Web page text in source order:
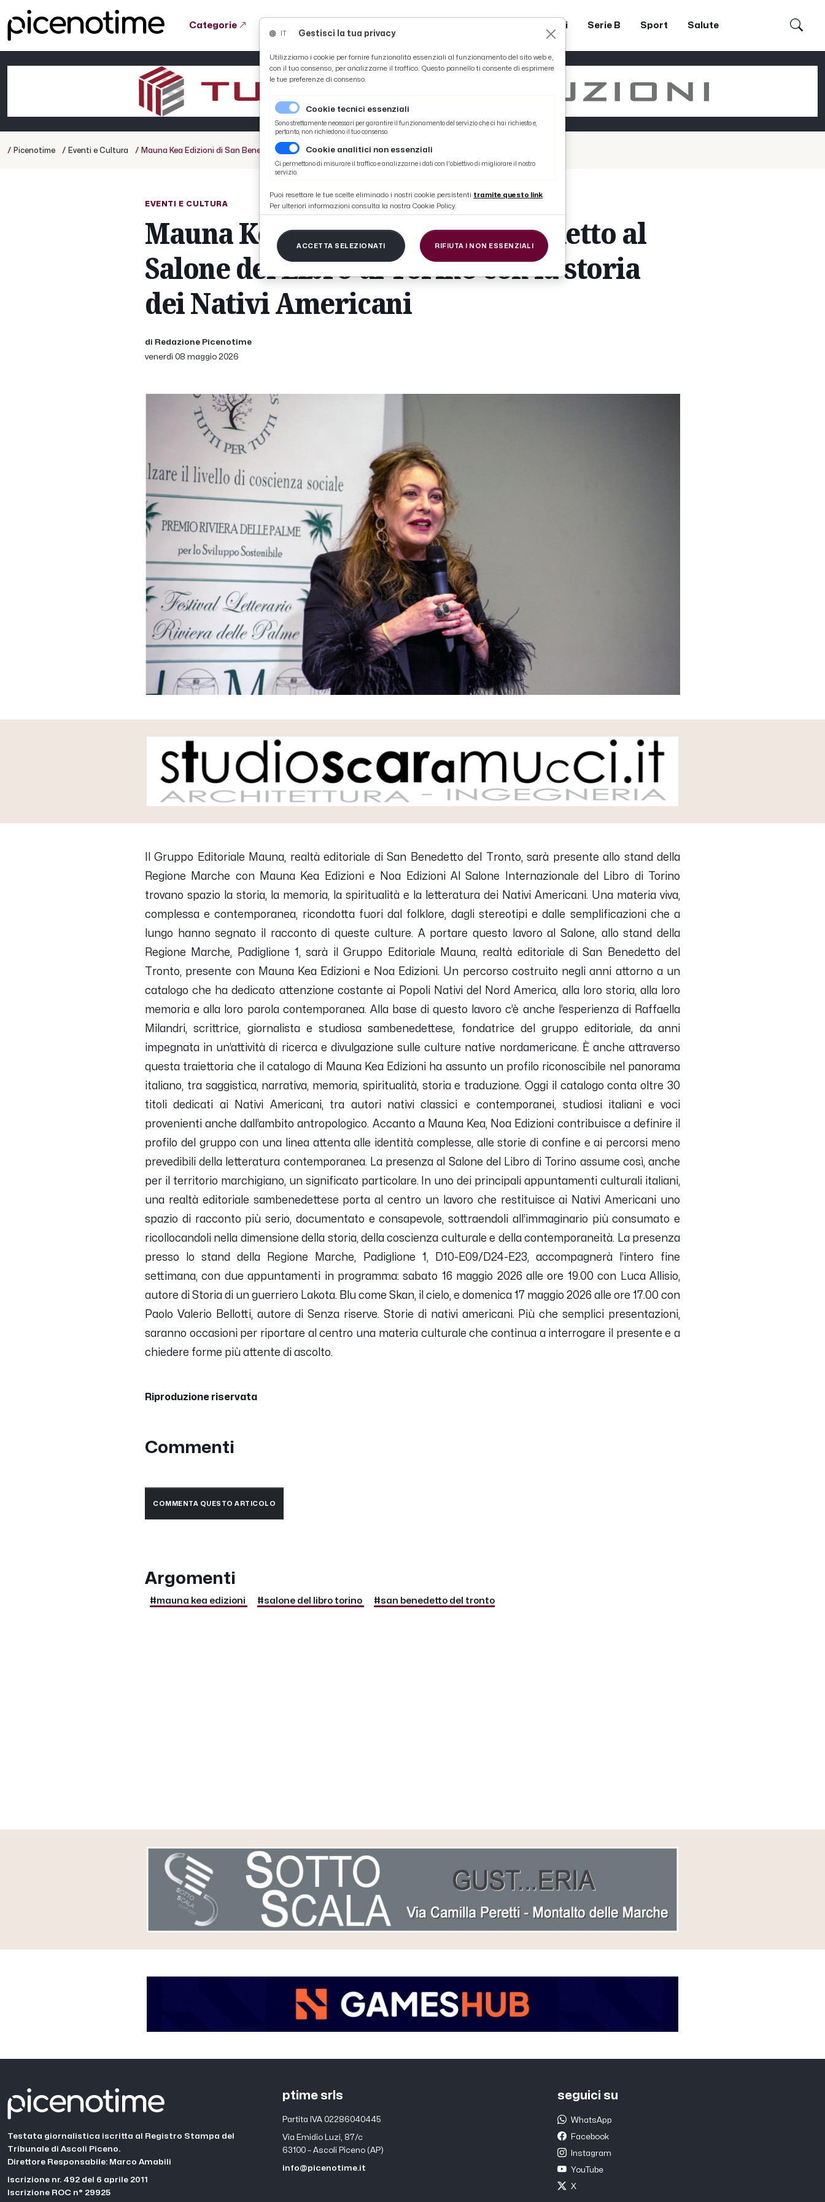
Categorie Coppa Teodori Serie B Sport Salute
/ Picenotime / Eventi e Cultura / Mauna Kea Edizioni di San Benedetto al Salone del Libro di Torino con la storia dei Nativi Americani
EVENTI E CULTURA
Mauna Kea Edizioni di San Benedetto al
Salone del Libro di Torino con la storia
dei Nativi Americani
di Redazione Picenotime
venerdì 08 maggio 2026
Il Gruppo Editoriale Mauna, realtà editoriale di San Benedetto del Tronto, sarà presente allo stand della
Regione Marche con Mauna Kea Edizioni e Noa Edizioni Al Salone Internazionale del Libro di Torino
trovano spazio la storia, la memoria, la spiritualità e la letteratura dei Nativi Americani. Una materia viva,
complessa e contemporanea, ricondotta fuori dal folklore, dagli stereotipi e dalle semplificazioni che a
lungo hanno segnato il racconto di queste culture. A portare questo lavoro al Salone, allo stand della
Regione Marche, Padiglione 1, sarà il Gruppo Editoriale Mauna, realtà editoriale di San Benedetto del
Tronto, presente con Mauna Kea Edizioni e Noa Edizioni. Un percorso costruito negli anni attorno a un
catalogo che ha dedicato attenzione costante ai Popoli Nativi del Nord America, alla loro storia, alla loro
memoria e alla loro parola contemporanea. Alla base di questo lavoro c’è anche l’esperienza di Raffaella
Milandri, scrittrice, giornalista e studiosa sambenedettese, fondatrice del gruppo editoriale, da anni
impegnata in un’attività di ricerca e divulgazione sulle culture native nordamericane. È anche attraverso
questa traiettoria che il catalogo di Mauna Kea Edizioni ha assunto un profilo riconoscibile nel panorama
italiano, tra saggistica, narrativa, memoria, spiritualità, storia e traduzione. Oggi il catalogo conta oltre 30
titoli dedicati ai Nativi Americani, tra autori nativi classici e contemporanei, studiosi italiani e voci
provenienti anche dall’ambito antropologico. Accanto a Mauna Kea, Noa Edizioni contribuisce a definire il
profilo del gruppo con una linea attenta alle identità complesse, alle storie di confine e ai percorsi meno
prevedibili della letteratura contemporanea. La presenza al Salone del Libro di Torino assume così, anche
per il territorio marchigiano, un significato particolare. In uno dei principali appuntamenti culturali italiani,
una realtà editoriale sambenedettese porta al centro un lavoro che restituisce ai Nativi Americani uno
spazio di racconto più serio, documentato e consapevole, sottraendoli all’immaginario più consumato e
ricollocandoli nella dimensione della storia, della coscienza culturale e della contemporaneità. La presenza
presso lo stand della Regione Marche, Padiglione 1, D10-E09/D24-E23, accompagnerà l’intero fine
settimana, con due appuntamenti in programma: sabato 16 maggio 2026 alle ore 19.00 con Luca Allisio,
autore di Storia di un guerriero Lakota. Blu come Skan, il cielo, e domenica 17 maggio 2026 alle ore 17.00 con
Paolo Valerio Bellotti, autore di Senza riserve. Storie di nativi americani. Più che semplici presentazioni,
saranno occasioni per riportare al centro una materia culturale che continua a interrogare il presente e a
chiedere forme più attente di ascolto.
Riproduzione riservata
Commenti
COMMENTA QUESTO ARTICOLO
Argomenti
#mauna kea edizioni #salone del libro torino #san benedetto del tronto
Testata giornalistica iscritta al Registro Stampa del
Tribunale di Ascoli Piceno.
Direttore Responsabile: Marco Amabili
Iscrizione nr. 492 del 6 aprile 2011
Iscrizione ROC n° 29925
ptime srls
Partita IVA 02286040445
Via Emidio Luzi, 87/c
63100 – Ascoli Piceno (AP)
info@picenotime.it
seguici su
WhatsApp
Facebook
Instagram
YouTube
X
Gestisci la tua privacy
Utilizziamo i cookie per fornire funzionalità essenziali al funzionamento del sito web e,
con il tuo consenso, per analizzarne il traffico. Questo pannello ti consente di esprimere
le tue preferenze di consenso.
Cookie tecnici essenziali
Sono strettamente necessari per garantire il funzionamento del servizio che ci hai richiesto e,
pertanto, non richiedono il tuo consenso.
Cookie analitici non essenziali
Ci permettono di misurare il traffico e analizzarne i dati con l'obiettivo di migliorare il nostro
servizio.
Puoi resettare le tue scelte eliminado i nostri cookie persistenti tramite questo link.
Per ulteriori informazioni consulta la nostra Cookie Policy.
ACCETTA SELEZIONATI RIFIUTA I NON ESSENZIALI